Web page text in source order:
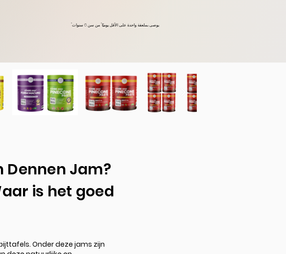
"يوصى بملعقة واحدة على الأقل يوميًا" من سن 6 سنوات
Dennen Jam?
is het goed
Onder deze jams zijn